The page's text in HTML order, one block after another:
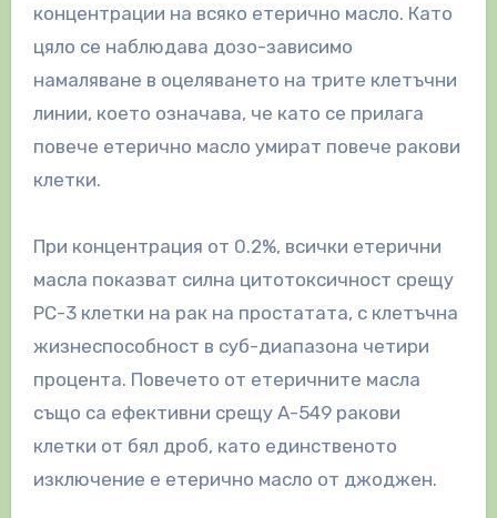
концентрации на всяко етерично масло. Като
цяло се наблюдава дозо-зависимо
намаляване в оцеляването на трите клетъчни
линии, което означава, че като се прилага
повече етерично масло умират повече ракови
клетки.
При концентрация от 0.2%, всички етерични
масла показват силна цитотоксичност срещу
РС-3 клетки на рак на простатата, с клетъчна
жизнеспособност в суб-диапазона четири
процента. Повечето от етеричните масла
също са ефективни срещу A-549 ракови
клетки от бял дроб, като единственото
изключение е етерично масло от джоджен.